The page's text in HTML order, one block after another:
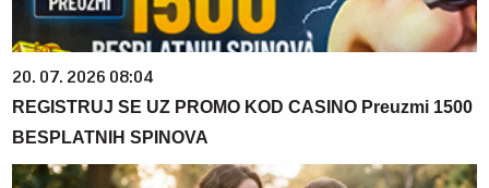
20. 07. 2026 08:04
REGISTRUJ SE UZ PROMO KOD CASINO Preuzmi 1500
BESPLATNIH SPINOVA